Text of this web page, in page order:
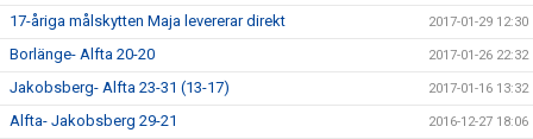
17-åriga målskytten Maja levererar direkt 2017-01-29 12:30
Borlänge- Alfta 20-20 2017-01-26 22:32
Jakobsberg- Alfta 23-31 (13-17) 2017-01-16 13:32
Alfta- Jakobsberg 29-21 2016-12-27 18:06